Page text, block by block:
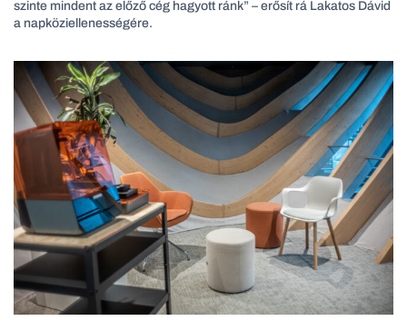
szinte mindent az előző cég hagyott ránk” – erősít rá Lakatos Dávid
a napköziellenességére.